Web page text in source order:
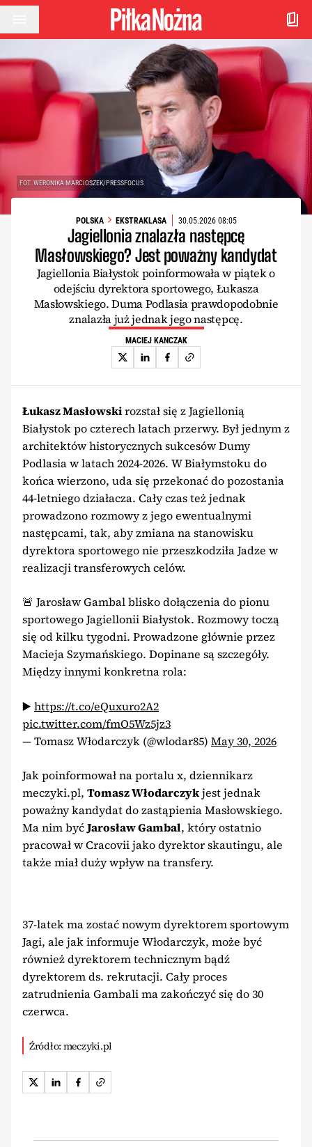
Przejdź do treści
FOT. WERONIKA MARCIOSZEK/PRESSFOCUS
POLSKA EKSTRAKLASA 30.05.2026 08:05
Jagiellonia znalazła następcę
Masłowskiego? Jest poważny kandydat
Jagiellonia Białystok poinformowała w piątek o
odejściu dyrektora sportowego, Łukasza
Masłowskiego. Duma Podlasia prawdopodobnie
znalazła już jednak jego następcę.
MACIEJ KANCZAK
Łukasz Masłowskirozstał się z Jagiellonią
Białystok po czterech latach przerwy. Był jednym z
architektów historycznych sukcesów Dumy
Podlasia w latach 2024-2026. W Białymstoku do
końca wierzono, uda się przekonać do pozostania
44-letniego działacza. Cały czas też jednak
prowadzono rozmowy z jego ewentualnymi
następcami, tak, aby zmiana na stanowisku
dyrektora sportowego nie przeszkodziła Jadze w
realizacji transferowych celów.
🚨 Jarosław Gambal blisko dołączenia do pionu
sportowego Jagiellonii Białystok. Rozmowy toczą
się od kilku tygodni. Prowadzone głównie przez
Macieja Szymańskiego. Dopinane są szczegóły.
Między innymi konkretna rola:
▶️ https://t.co/eQuxuro2A2
pic.twitter.com/fmO5Wz5jz3
— Tomasz Włodarczyk (@wlodar85) May 30, 2026
Jak poinformował na portalu x, dziennikarz
meczyki.pl, Tomasz Włodarczykjest jednak
poważny kandydat do zastąpienia Masłowskiego.
Ma nim byćJarosław Gambal, który ostatnio
pracował w Cracovii jako dyrektor skautingu, ale
także miał duży wpływ na transfery.
37-latek ma zostać nowym dyrektorem sportowym
Jagi, ale jak informuje Włodarczyk, może być
również dyrektorem technicznym bądź
dyrektorem ds. rekrutacji. Cały proces
zatrudnienia Gambali ma zakończyć się do 30
czerwca.
Źródło: meczyki.pl